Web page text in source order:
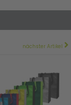
nächster Artikel